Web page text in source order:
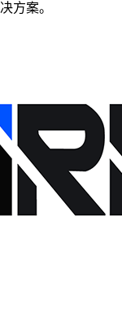
方案。